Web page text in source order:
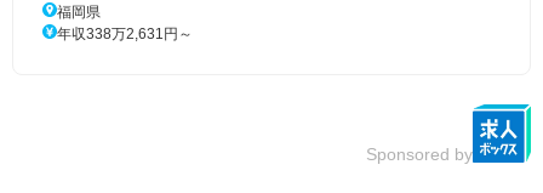
福岡県
年収338万2,631円～
Sponsored by